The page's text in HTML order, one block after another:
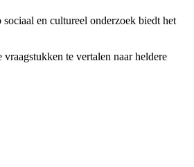
en cultureel onderzoek biedt het
te vertalen naar heldere